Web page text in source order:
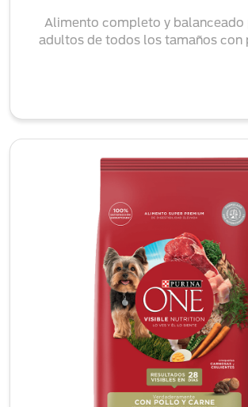
Alimento completo y balanceado
adultos de todos los tamaños con